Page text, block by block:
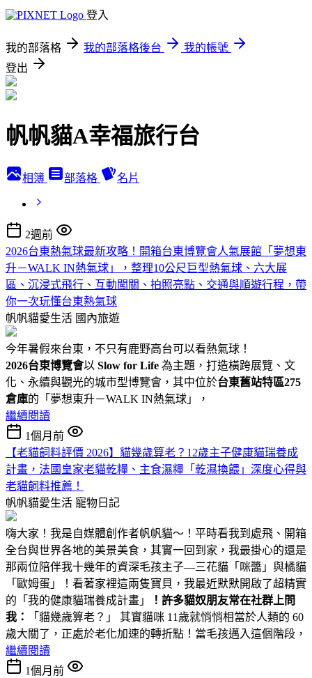
登入
我的部落格 我的部落格後台
我的帳號
登出
帆帆貓A幸福旅行台
相簿 部落格 名片
2週前
2026台東熱氣球最新攻略！開箱台東博覽會人氣展館「夢想東
升－WALK IN熱氣球」，整理10公尺巨型熱氣球、六大展
區、沉浸式飛行、互動闖關、拍照亮點、交通與順遊行程，帶
你一次玩懂台東熱氣球
帆帆貓愛生活 國內旅遊
今年暑假來台東，不只有鹿野高台可以看熱氣球！
2026台東博覽會以 Slow for Life 為主題，打造橫跨展覽、文
化、永續與觀光的城市型博覽會，其中位於台東舊站特區275
倉庫的「夢想東升－WALK IN熱氣球」，
繼續閱讀
1個月前
【老貓飼料評價 2026】貓幾歲算老？12歲主子健康貓瑞養成
計畫，法國皇家老貓乾糧、主食濕糧「乾濕換餵」深度心得與
老貓飼料推薦！
帆帆貓愛生活 寵物日記
嗨大家！我是自媒體創作者帆帆貓～！平時看我到處飛、開箱
全台與世界各地的美景美食，其實一回到家，我最掛心的還是
那兩位陪伴我十幾年的資深毛孩主子—三花貓「咪醬」與橘貓
「歐姆蛋」！看著家裡這兩隻寶貝，我最近默默開啟了超精實
的「我的健康貓瑞養成計畫」
！ 許多貓奴朋友常在社群上問
我：
「貓幾歲算老？」 其實貓咪 11歲就悄悄相當於人類的 60
歲大關了，正處於老化加速的轉折點！當毛孩邁入這個階段，
繼續閱讀
1個月前